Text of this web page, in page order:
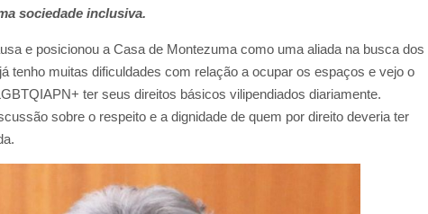
sociedade inclusiva.
e posicionou a Casa de Montezuma como uma aliada na busca dos
tenho muitas dificuldades com relação a ocupar os espaços e vejo o
ter seus direitos básicos vilipendiados diariamente.
sobre o respeito e a dignidade de quem por direito deveria ter